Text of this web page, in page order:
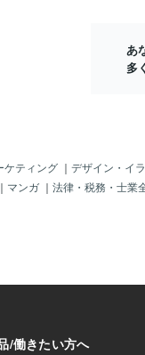
長していると
騎手もつきっ
で、ここはこ
す！ ここはか
！
あ
多
ケティング ｜ デザイン・イ
｜ マンガ ｜ 法律・税務・士業